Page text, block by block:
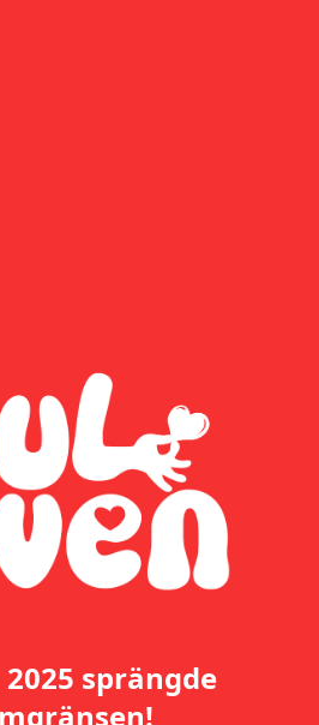
sprängde